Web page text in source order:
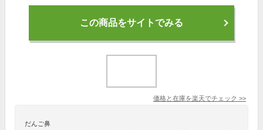
この商品をサイトでみる
価格と在庫を楽天でチェック >>
だんご鼻